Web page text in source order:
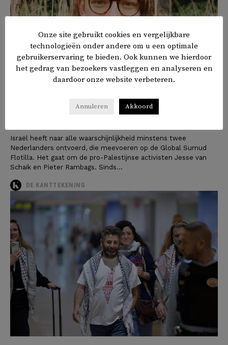
Ten minste twee Nederlandse Gaza-
Israël heeft naar alle waarschijnlijkheid minstens twee
Nederlanders ontvoerd, die meevoeren op de Global Sumud
Flotilla. Het gaat om de pro-Palestijnse activisten Jesse van
Schaik en Pieter Rambags. Sinds...
DE KANTTEKENING
Onze site gebruikt cookies en vergelijkbare
technologieën onder andere om u een optimale
gebruikerservaring te bieden. Ook kunnen we hierdoor
het gedrag van bezoekers vastleggen en analyseren en
daardoor onze website verbeteren.
Annuleren Akkoord